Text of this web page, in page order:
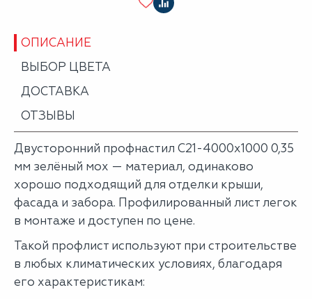
ОПИСАНИЕ
ВЫБОР ЦВЕТА
ДОСТАВКА
ОТЗЫВЫ
Двусторонний профнастил С21-4000х1000 0,35
мм зелёный мох — материал, одинаково
хорошо подходящий для отделки крыши,
фасада и забора. Профилированный лист легок
в монтаже и доступен по цене.
Такой профлист используют при строительстве
в любых климатических условиях, благодаря
его характеристикам: